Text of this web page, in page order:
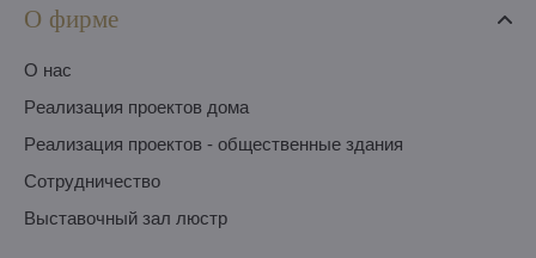
О фирме
O нас
Pеализация проектов дома
Pеализация проектов - общественные здания
Сотрудничество
Выставочный зал люстр